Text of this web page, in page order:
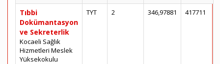
Tıbbi
Dokümantasyon
ve Sekreterlik
Kocaeli Sağlık
Hizmetleri Meslek
Yüksekokulu
TYT 2 346,97881 417711